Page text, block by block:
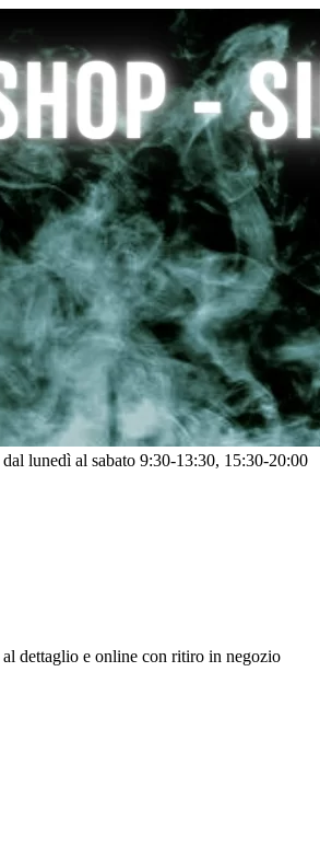
lunedì al sabato 9:30-13:30, 15:30-20:00
dettaglio e online con ritiro in negozio